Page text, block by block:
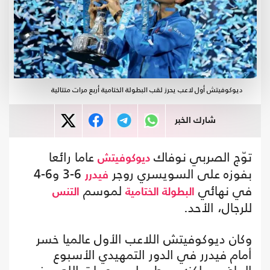
ديوكوفيتش أول لاعب يحرز لقب البطولة الختامية أربع مرات متتالية
شارك الخبر
توّج الصربي نوفاك ديوكوفيتش عاما رائعا
بفوزه على السويسري روجر فيدرر
6-3 و6-4
في نهائي
البطولة الختامية لموسم التنس
للرجال، الأحد.
وكان ديوكوفيتش اللاعب الأول عالميا خسر
أمام فيدرر في الدور التمهيدي الأسبوع